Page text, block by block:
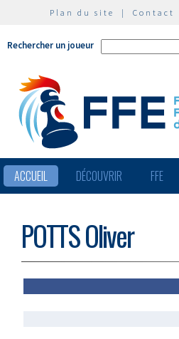
Plan du site | Contact
Rechercher un joueur
ACCUEIL DÉCOUVRIR FFE
POTTS Oliver